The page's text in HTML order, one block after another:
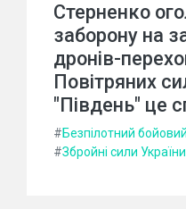
Стерненко
заборону на
дронів-
Повітряних
"Південь" це
#Безпілотний
#Збройні сили України